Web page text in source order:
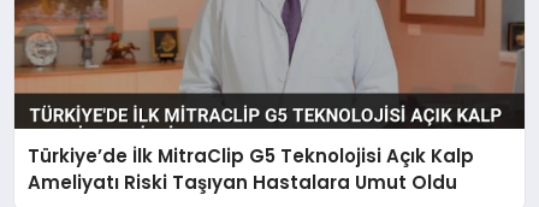
Türkiye’de İlk MitraClip G5 Teknolojisi Açık Kalp
Ameliyatı Riski Taşıyan Hastalara Umut Oldu